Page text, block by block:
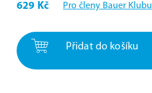
629 Kč Pro členy Bauer Klubu
Přidat do košíku